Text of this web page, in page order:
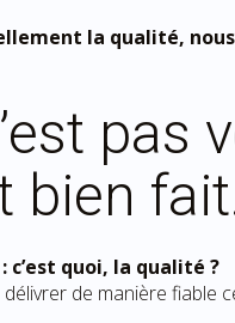
la qualité,
pas
bien
quoi, la qualité ?
de manière fiable